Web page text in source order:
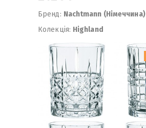
Бренд: Nachtmann (Німеччина)
Колекція: Highland